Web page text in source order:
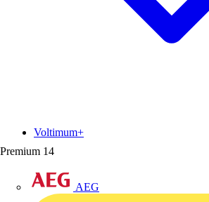
Premium 14
AEG
Voltimum+